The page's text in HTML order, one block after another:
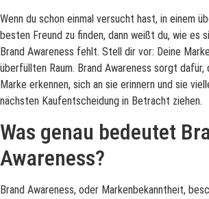
Wenn du schon einmal versucht hast, in einem
besten Freund zu finden, dann weißt du, wie es
Brand Awareness fehlt. Stell dir vor: Deine
überfüllten Raum. Brand Awareness sorgt dafür,
Marke erkennen, sich an sie erinnern und sie
nächsten Kaufentscheidung in Betracht ziehen.
Was genau bedeutet
Awareness?
Brand Awareness, oder Markenbekanntheit,